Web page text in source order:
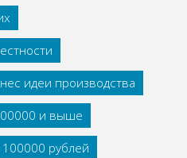
идеи производства
и выше
рублей